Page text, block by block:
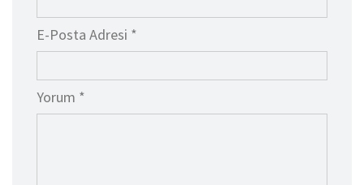
E-Posta Adresi *
Yorum *